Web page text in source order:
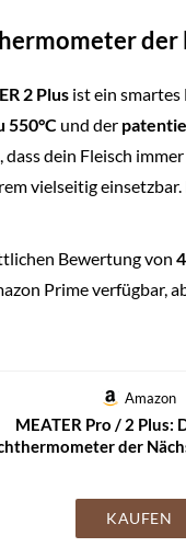
2 Plus ist ein
550°C und der
dein Fleisch
vielseitig
Bewertung von
Prime verfügbar,
Amazon
MEATER Pro / 2 Plus:
der
Küche, BBQ, und
KAUFEN